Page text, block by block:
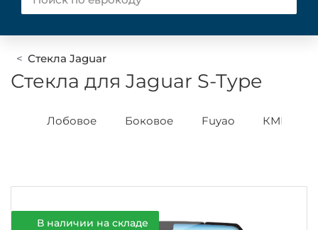
Стекла Jaguar
Стекла для Jaguar S-Type
Лобовое Боковое Fuyao КМК Glass
В наличии на складе